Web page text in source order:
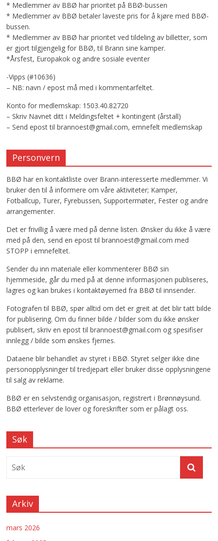
* Medlemmer av BBØ har prioritet på BBØ-bussen
* Medlemmer av BBØ betaler laveste pris for å kjøre med BBØ-
bussen.
* Medlemmer av BBØ har prioritet ved tildeling av billetter, som
er gjort tilgjengelig for BBØ, til Brann sine kamper.
*Årsfest, Europakok og andre sosiale eventer
-Vipps (#10636)
– NB: navn / epost må med i kommentarfeltet.
Konto for medlemskap: 1503.40.82720
– Skriv Navnet ditt i Meldingsfeltet + kontingent (årstall)
– Send epost til brannoest@gmail.com, emnefelt medlemskap
Personvern
BBØ har en kontaktliste over Brann-interesserte medlemmer. Vi
bruker den til å informere om våre aktiviteter; Kamper,
Fotballcup, Turer, Fyrebussen, Supportermøter, Fester og andre
arrangementer.
Det er frivillig å være med på denne listen. Ønsker du ikke å være
med på den, send en epost til brannoest@gmail.com med
STOPP i emnefeltet.
Sender du inn materiale eller kommenterer BBØ sin
hjemmeside, går du med på at denne informasjonen publiseres,
lagres og kan brukes i kontaktøyemed fra BBØ til innsender.
Fotografen til BBØ, spør alltid om det er greit at det blir tatt bilde
for publisering. Om du finner bilde / bilder som du ikke ønsker
publisert, skriv en epost til brannoest@gmail.com og spesifiser
innlegg / bilde som ønskes fjernes.
Dataene blir behandlet av styret i BBØ. Styret selger ikke dine
personopplysninger til tredjepart eller bruker disse opplysningene
til salg av reklame.
BBØ er en selvstendig organisasjon, registrert i Brønnøysund.
BBØ etterlever de lover og foreskrifter som er pålagt oss.
Søk
Arkiv
mars 2026